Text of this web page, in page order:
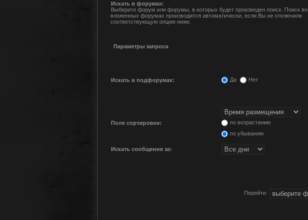
Искать в форумах:
Выберите форум или форумы, в которых будет произведен поиск. Поиск во
вложенных форумах производится автоматически, если Вы не отключили
соответствующую опцию ниже.
Параметры запроса
Искать в подфорумах: Да Нет
Поле сортировки:
по возрастанию
по убыванию
Искать сообщения за:
Перейти: